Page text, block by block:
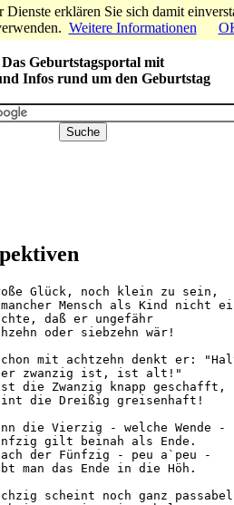
Das Geburtstagsportal mit
Infos rund um den Geburtstag
Glück, noch klein zu sein,
Mensch als Kind nicht
daß er ungefähr
oder siebzehn wär!
mit achtzehn denkt er:
zwanzig ist, ist alt!"
die Zwanzig knapp geschafft,
die Dreißig greisenhaft!
die Vierzig - welche Wende -
gilt beinah als Ende.
der Fünfzig - peu a`peu -
man das Ende in die Höh.
scheint noch ganz
erklären Sie sich damit
Weitere Informationen